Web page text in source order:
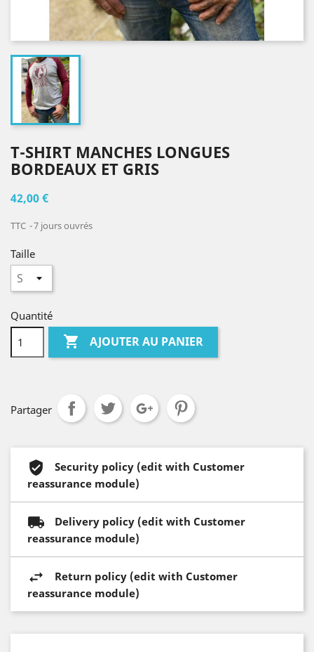
T-SHIRT MANCHES LONGUES
BORDEAUX ET GRIS
42,00 €
TTC 7 jours ouvrés
Taille
Quantité
 AJOUTER AU PANIER
Partager
Security policy (edit with Customer
reassurance module)
Delivery policy (edit with Customer
reassurance module)
Return policy (edit with Customer
reassurance module)